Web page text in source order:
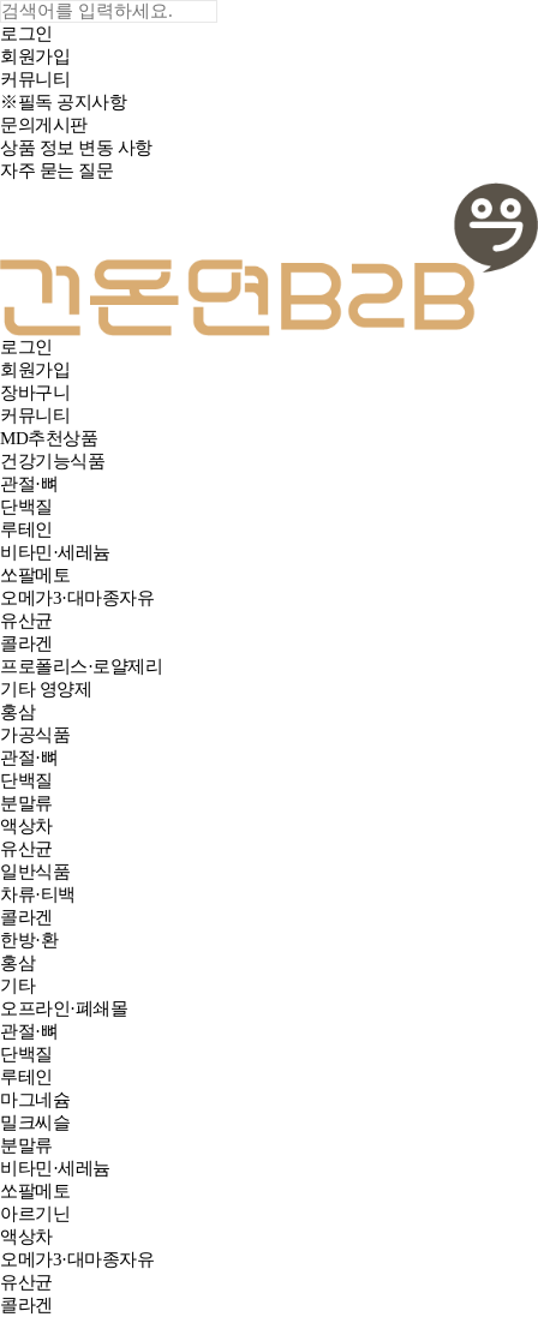
로그인
회원가입
커뮤니티
※필독 공지사항
문의게시판
상품 정보 변동 사항
자주 묻는 질문
로그인
회원가입
장바구니
커뮤니티
MD추천상품
건강기능식품
관절·뼈
단백질
루테인
비타민·세레늄
쏘팔메토
오메가3·대마종자유
유산균
콜라겐
프로폴리스·로얄제리
기타 영양제
홍삼
가공식품
관절·뼈
단백질
분말류
액상차
유산균
일반식품
차류·티백
콜라겐
한방·환
홍삼
기타
오프라인·폐쇄몰
관절·뼈
단백질
루테인
마그네슘
밀크씨슬
분말류
비타민·세레늄
쏘팔메토
아르기닌
액상차
오메가3·대마종자유
유산균
콜라겐